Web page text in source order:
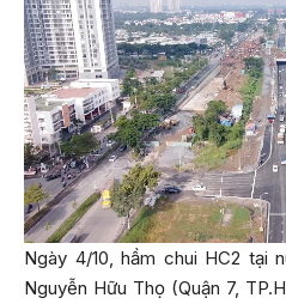
Ngày 4/10, hầm chui HC2 tại
Nguyễn Hữu Thọ (Quận 7,